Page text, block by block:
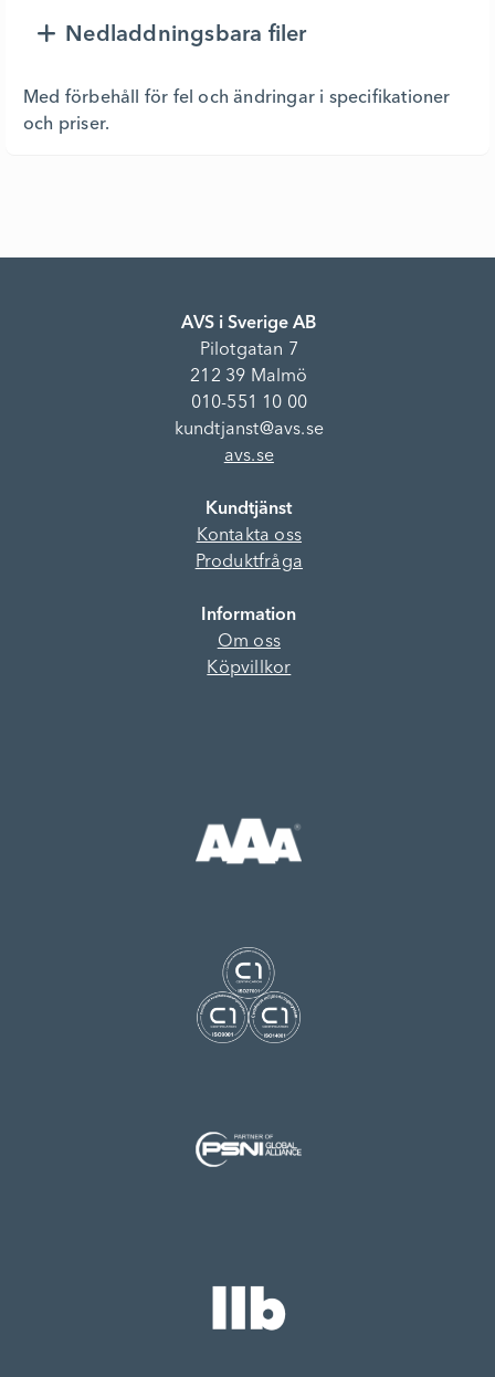
Nedladdningsbara filer
Med förbehåll för fel och ändringar i specifikationer
och priser.
AVS i Sverige AB
Pilotgatan 7
212 39 Malmö
010-551 10 00
kundtjanst@avs.se
avs.se
Kundtjänst
Kontakta oss
Produktfråga
Information
Om oss
Köpvillkor